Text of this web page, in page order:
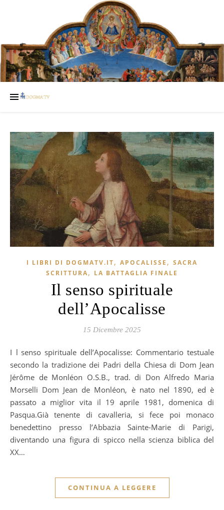
I LIBRI DI DOGMATV.IT, APOCALISSE , SACRA
SCRITTURA, LA BATTAGLIA FINALE
Il senso spirituale
dell’Apocalisse
15 Dicembre 2025
Il senso spirituale dell’Apocalisse: Commentario testuale
secondo la tradizione dei Padri della Chiesa di Dom Jean
Jérôme de Monléon O.S.B., trad. di Don Alfredo Maria
Morselli Dom Jean de Monléon, è nato nel 1890, ed è
passato a miglior vita il 19 aprile 1981, domenica di
Pasqua.Già tenente di cavalleria, si fece poi monaco
benedettino presso l’Abbazia Sainte-Marie di Parigi,
diventando una figura di spicco nella scienza biblica del
XX…
CONTINUA A LEGGERE